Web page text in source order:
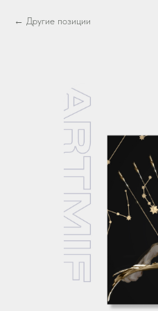
Другие позиции